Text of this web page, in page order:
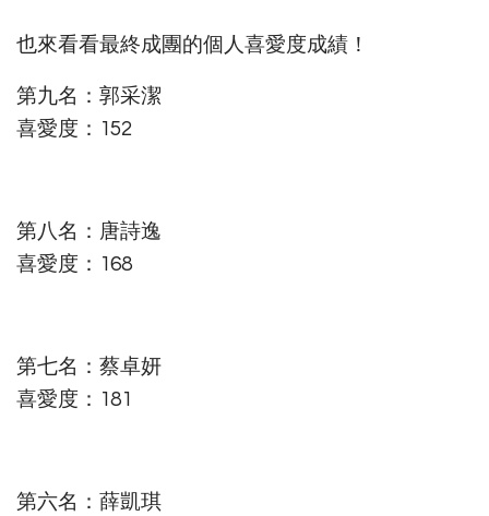
也來看看最終成團的個人喜愛度成績！
第九名：郭采潔
喜愛度：152
第八名：唐詩逸
喜愛度：168
第七名：蔡卓妍
喜愛度：181
第六名：薛凱琪